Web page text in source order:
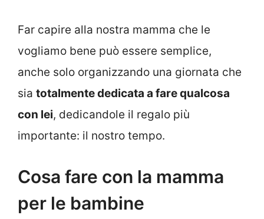
Far capire alla nostra mamma che le
vogliamo bene può essere semplice,
anche solo organizzando una giornata che
sia totalmente dedicata a fare qualcosa
con lei, dedicandole il regalo più
importante: il nostro tempo.
Cosa fare con la mamma
per le bambine